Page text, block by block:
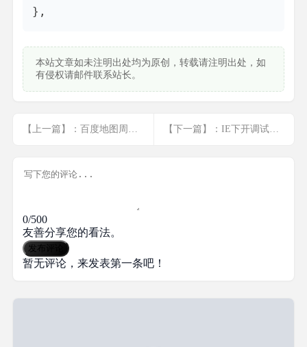
},
本站文章如未注明出处均为原创，转载请注明出处，如
有侵权请邮件联系站长。
【上一篇】：百度地图周边物去除 【下一篇】：IE下开调试模式才登录正常是什么原因？
0/500
友善分享您的看法。
发布评论
暂无评论，来发表第一条吧！